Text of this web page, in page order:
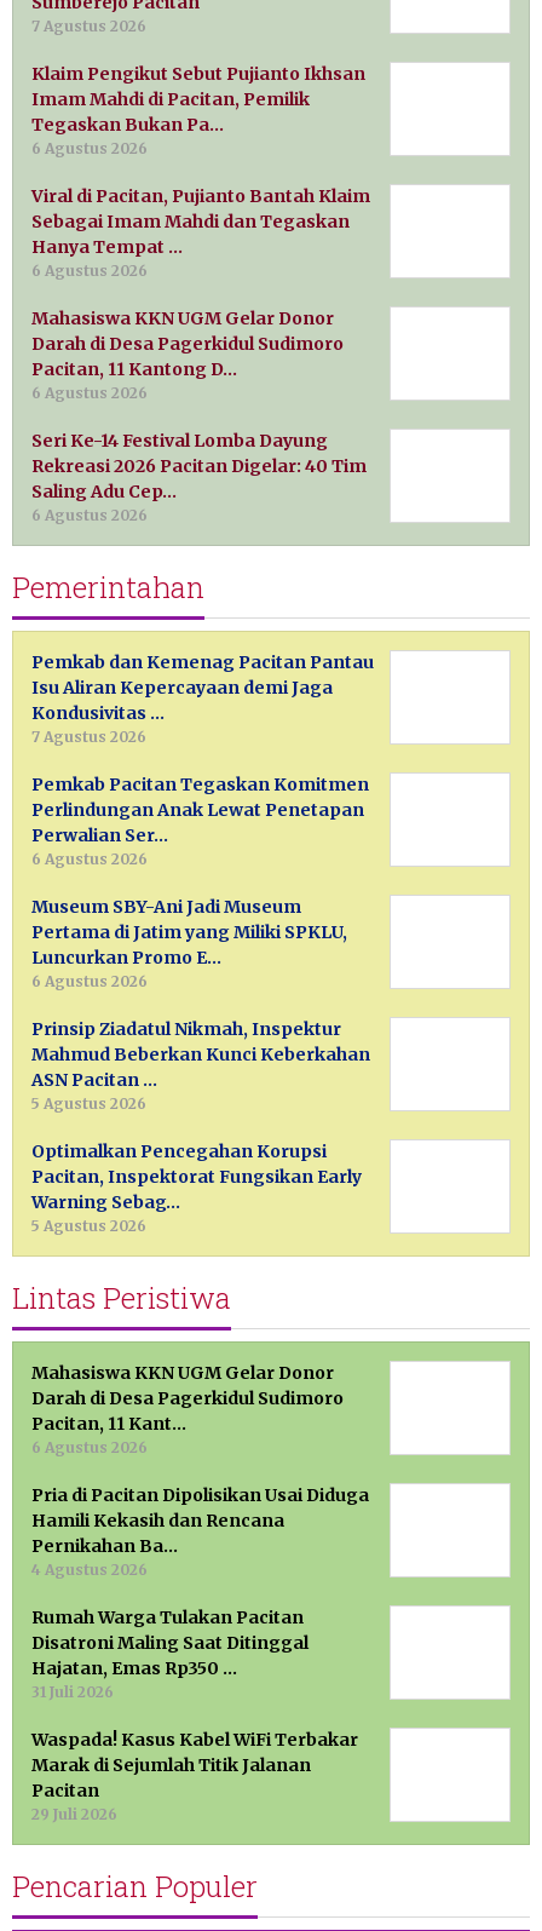
7 Agustus 2026
Klaim Pengikut Sebut Pujianto Ikhsan
Imam Mahdi di Pacitan, Pemilik
Tegaskan Bukan Pa…
6 Agustus 2026
Viral di Pacitan, Pujianto Bantah Klaim
Sebagai Imam Mahdi dan Tegaskan
Hanya Tempat …
6 Agustus 2026
Mahasiswa KKN UGM Gelar Donor
Darah di Desa Pagerkidul Sudimoro
Pacitan, 11 Kantong D…
6 Agustus 2026
Seri Ke-14 Festival Lomba Dayung
Rekreasi 2026 Pacitan Digelar: 40 Tim
Saling Adu Cep…
6 Agustus 2026
Pemerintahan
Pemkab dan Kemenag Pacitan Pantau
Isu Aliran Kepercayaan demi Jaga
Kondusivitas …
7 Agustus 2026
Pemkab Pacitan Tegaskan Komitmen
Perlindungan Anak Lewat Penetapan
Perwalian Ser…
6 Agustus 2026
Museum SBY-Ani Jadi Museum
Pertama di Jatim yang Miliki SPKLU,
Luncurkan Promo E…
6 Agustus 2026
Prinsip Ziadatul Nikmah, Inspektur
Mahmud Beberkan Kunci Keberkahan
ASN Pacitan …
5 Agustus 2026
Optimalkan Pencegahan Korupsi
Pacitan, Inspektorat Fungsikan Early
Warning Sebag…
5 Agustus 2026
Lintas Peristiwa
Mahasiswa KKN UGM Gelar Donor
Darah di Desa Pagerkidul Sudimoro
Pacitan, 11 Kant…
6 Agustus 2026
Pria di Pacitan Dipolisikan Usai Diduga
Hamili Kekasih dan Rencana
Pernikahan Ba…
4 Agustus 2026
Rumah Warga Tulakan Pacitan
Disatroni Maling Saat Ditinggal
Hajatan, Emas Rp350 …
31 Juli 2026
Waspada! Kasus Kabel WiFi Terbakar
Marak di Sejumlah Titik Jalanan
Pacitan
29 Juli 2026
Pencarian Populer